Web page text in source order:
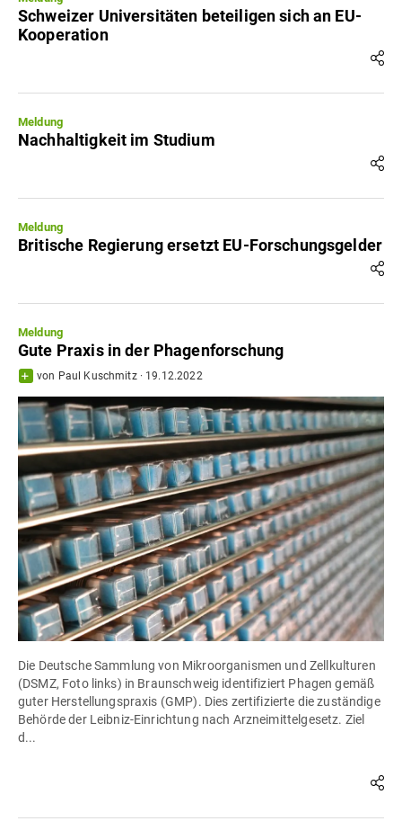
Schweizer Universitäten beteiligen sich an EU-
Kooperation
Meldung
Nachhaltigkeit im Studium
Meldung
Britische Regierung ersetzt EU-Forschungsgelder
Meldung
Gute Praxis in der Phagenforschung
von Paul Kuschmitz· 19.12.2022
Die Deutsche Sammlung von Mikroorganismen und Zellkulturen
(DSMZ, Foto links) in Braunschweig identifiziert Phagen gemäß
guter Herstellungspraxis (GMP). Dies zertifizierte die zuständige
Behörde der Leibniz-Einrichtung nach Arzneimittelgesetz. Ziel
d...